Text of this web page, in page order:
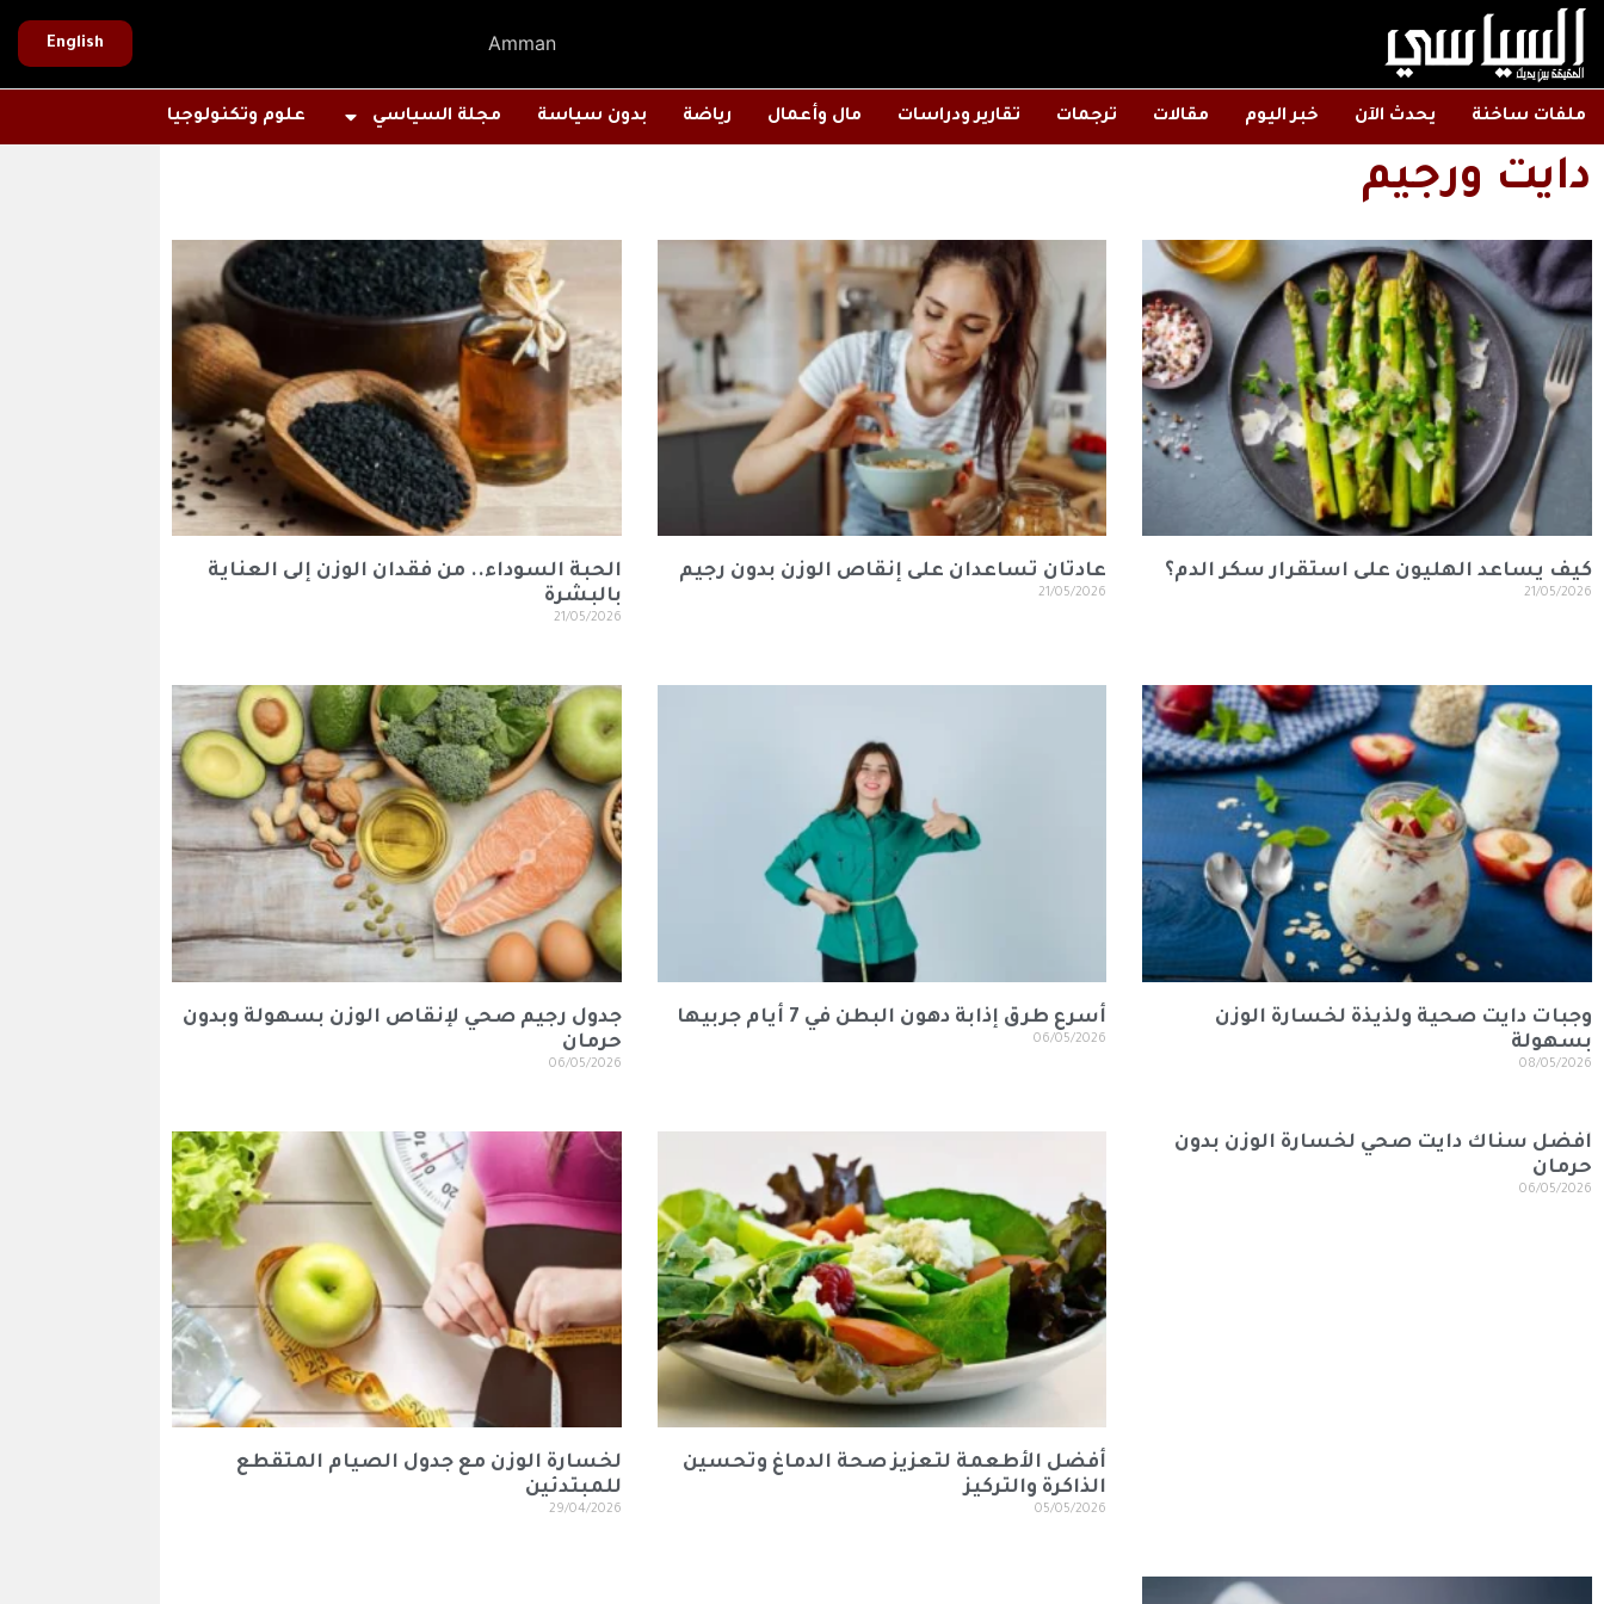
Amman
English
ملفات ساخنة يحدث الآن خبر اليوم مقالات ترجمات تقارير ودراسات مال وأعمال رياضة بدون سياسة مجلة السياسي علوم وتكنولوجيا
دايت ورجيم
كيف يساعد الهليون على استقرار سكر الدم؟
21/05/2026
عادتان تساعدان على إنقاص الوزن بدون رجيم
21/05/2026
الحبة السوداء.. من فقدان الوزن إلى العناية
بالبشرة
21/05/2026
وجبات دايت صحية ولذيذة لخسارة الوزن
بسهولة
08/05/2026
أسرع طرق إذابة دهون البطن في 7 أيام جربيها
06/05/2026
جدول رجيم صحي لإنقاص الوزن بسهولة وبدون
حرمان
06/05/2026
أفضل سناك دايت صحي لخسارة الوزن بدون
حرمان
06/05/2026
أفضل الأطعمة لتعزيز صحة الدماغ وتحسين
الذاكرة والتركيز
05/05/2026
لخسارة الوزن مع جدول الصيام المتقطع
للمبتدئين
29/04/2026